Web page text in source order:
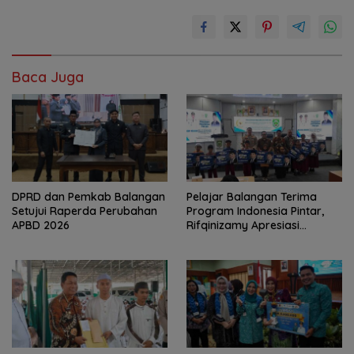
Baca Juga
DPRD dan Pemkab Balangan
Setujui Raperda Perubahan
APBD 2026
Pelajar Balangan Terima
Program Indonesia Pintar,
Rifqinizamy Apresiasi